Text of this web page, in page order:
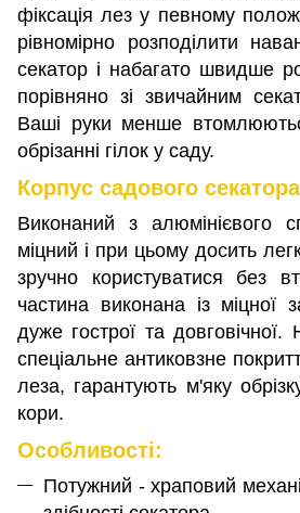
фіксація лез у певному
рівномірно розподілити
секатор і набагато швидше
порівняно зі звичайним
Ваші руки менше
обрізанні гілок у саду.
Корпус садового секатора
Виконаний з алюмінієвого
міцний і при цьому досить
зручно користуватися без
частина виконана із міцної
дуже гострої та довговічної.
спеціальне антиковзне
леза, гарантують м'яку
кори.
Особливості:
Потужний - храповий